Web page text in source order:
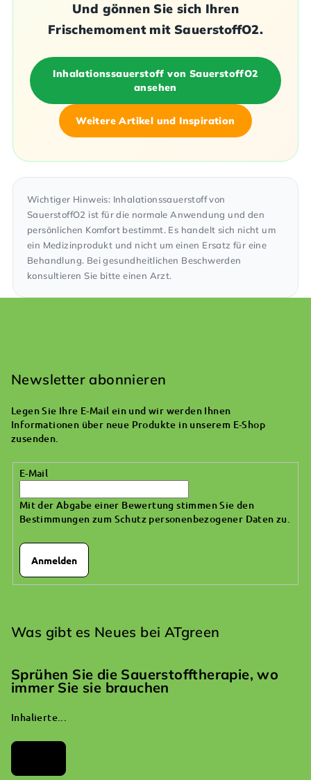
Und gönnen Sie sich Ihren
Frischemoment mit SauerstoffO2.
Inhalationssauerstoff von SauerstoffO2
ansehen
Weitere Artikel und Inspiration
Wichtiger Hinweis: Inhalationssauerstoff von
SauerstoffO2 ist für die normale Anwendung und den
persönlichen Komfort bestimmt. Es handelt sich nicht um
ein Medizinprodukt und nicht um einen Ersatz für eine
Behandlung. Bei gesundheitlichen Beschwerden
konsultieren Sie bitte einen Arzt.
Newsletter abonnieren
Legen Sie Ihre E-Mail ein und wir werden Ihnen
Informationen über neue Produkte in unserem E-Shop
zusenden.
E-Mail
Mit der Abgabe einer Bewertung stimmen Sie den
Bestimmungen zum Schutz personenbezogener Daten zu.
Anmelden
Was gibt es Neues bei ATgreen
Sprühen Sie die Sauerstofftherapie, wo
immer Sie sie brauchen
Inhalierte...